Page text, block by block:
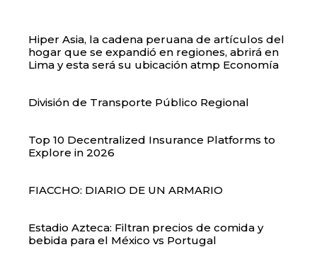
Hiper Asia, la cadena peruana de artículos del
hogar que se expandió en regiones, abrirá en
Lima y esta será su ubicación atmp Economía
División de Transporte Público Regional
Top 10 Decentralized Insurance Platforms to
Explore in 2026
FIACCHO: DIARIO DE UN ARMARIO
Estadio Azteca: Filtran precios de comida y
bebida para el México vs Portugal